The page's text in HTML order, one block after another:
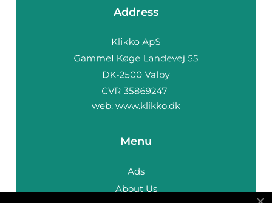
Address
web: www.klikko.dk
Menu
Ads
About Us